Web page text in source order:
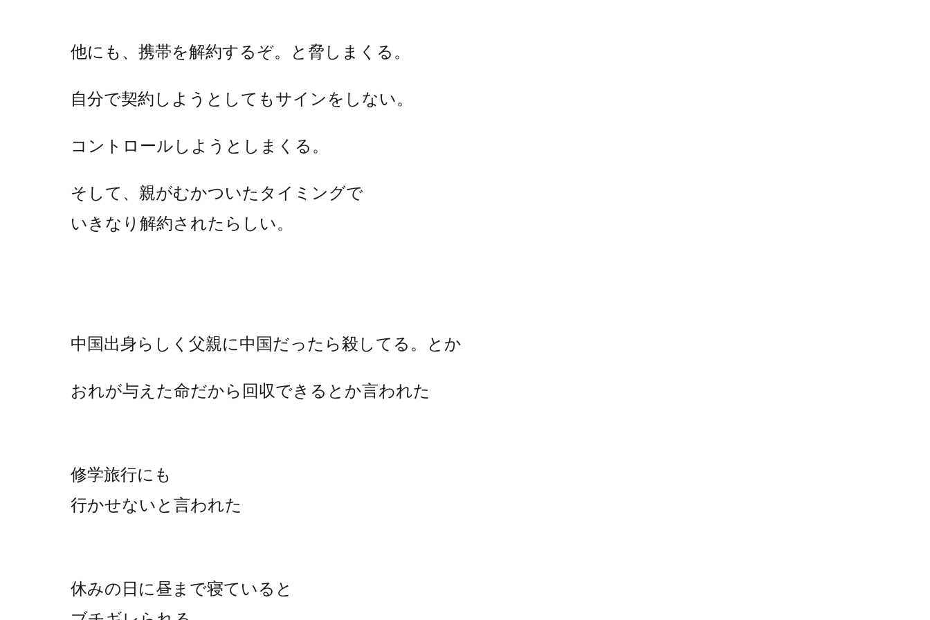
他にも、携帯を解約するぞ。と脅しまくる。
自分で契約しようとしてもサインをしない。
コントロールしようとしまくる。
そして、親がむかついたタイミングで
いきなり解約されたらしい。
中国出身らしく父親に中国だったら殺してる。とか
おれが与えた命だから回収できるとか言われた
修学旅行にも
行かせないと言われた
休みの日に昼まで寝ていると